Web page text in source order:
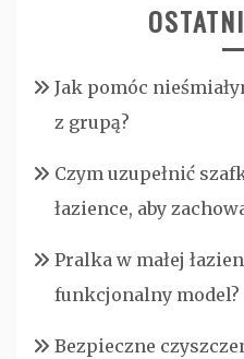
Jak pomóc
z grupą?
Czym uzupełnić
łazience, aby
Pralka w małej
funkcjonalny model?
Bezpieczne